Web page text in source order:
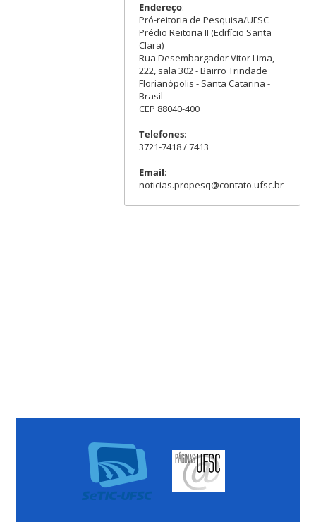
Endereço:
Pró-reitoria de Pesquisa/UFSC
Prédio Reitoria II (Edifício Santa
Clara)
Rua Desembargador Vitor Lima,
222, sala 302 - Bairro Trindade
Florianópolis - Santa Catarina -
Brasil
CEP 88040-400
Telefones:
3721-7418 / 7413
Email:
noticias.propesq@contato.ufsc.br